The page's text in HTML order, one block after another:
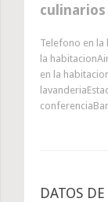
culinarios
Telefono en la
la
en la
DATOS